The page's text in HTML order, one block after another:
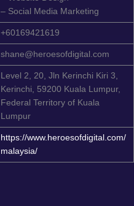
– Social Media Marketing
+60169421619
shane@heroesofdigital.com
Level 2, 20, Jln Kerinchi Kiri 3,
Kerinchi, 59200 Kuala Lumpur,
Federal Territory of Kuala
Lumpur
https://www.heroesofdigital.com/
malaysia/